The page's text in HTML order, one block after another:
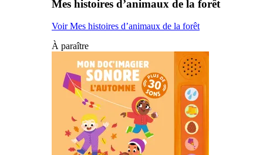
Mes histoires d’animaux de la forêt
Voir Mes histoires d’animaux de la forêt
À paraître